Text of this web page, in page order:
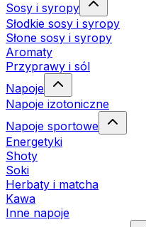
Sosy i syropy
Słodkie sosy i syropy
Słone sosy i syropy
Aromaty
Przyprawy i sól
Napoje
Napoje izotoniczne
Napoje sportowe
Energetyki
Shoty
Soki
Herbaty i matcha
Kawa
Inne napoje